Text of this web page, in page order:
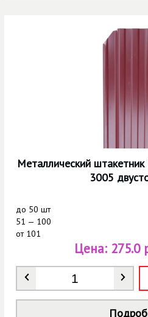
Металлический
3005
до 50 шт
51 — 100
от101
Количество
Цена: 275.0